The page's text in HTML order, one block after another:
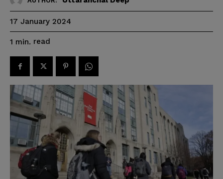
17 January 2024
1 min. read